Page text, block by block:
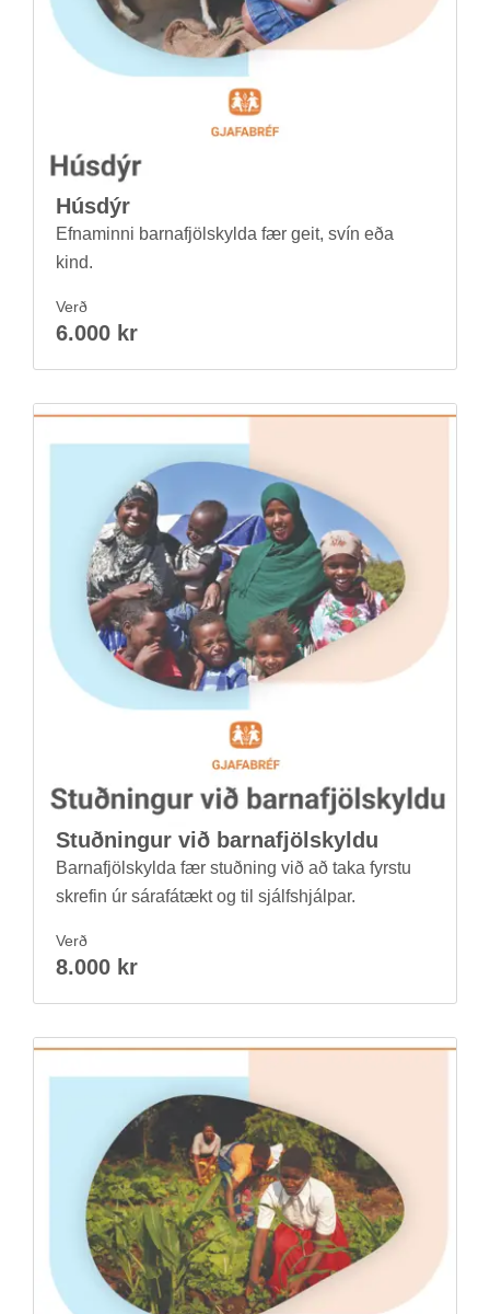
Hús­dýr
Efnam­inni barna­fjöl­skylda fær geit, svín eða
kind.
Verð
6.000 kr
Stuðn­ing­ur við barna­fjöl­skyldu
Barna­fjöl­skylda fær stuðn­ing við að taka fyrstu
skref­in úr sára­fá­tækt og til sjálfs­hjálp­ar.
Verð
8.000 kr